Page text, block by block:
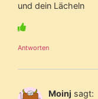
und dein Lächeln
Antworten
Moinj sagt: